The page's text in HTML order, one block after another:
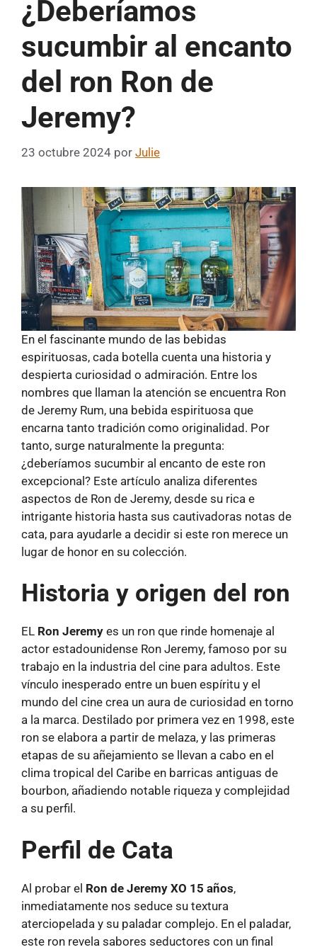
¿Deberíamos
sucumbir al encanto
del ron Ron de
Jeremy?
23 octubre 2024 por Julie
En el fascinante mundo de las bebidas
espirituosas, cada botella cuenta una historia y
despierta curiosidad o admiración. Entre los
nombres que llaman la atención se encuentra Ron
de Jeremy Rum, una bebida espirituosa que
encarna tanto tradición como originalidad. Por
tanto, surge naturalmente la pregunta:
¿deberíamos sucumbir al encanto de este ron
excepcional? Este artículo analiza diferentes
aspectos de Ron de Jeremy, desde su rica e
intrigante historia hasta sus cautivadoras notas de
cata, para ayudarle a decidir si este ron merece un
lugar de honor en su colección.
Historia y origen del ron
EL Ron Jeremy es un ron que rinde homenaje al
actor estadounidense Ron Jeremy, famoso por su
trabajo en la industria del cine para adultos. Este
vínculo inesperado entre un buen espíritu y el
mundo del cine crea un aura de curiosidad en torno
a la marca. Destilado por primera vez en 1998, este
ron se elabora a partir de melaza, y las primeras
etapas de su añejamiento se llevan a cabo en el
clima tropical del Caribe en barricas antiguas de
bourbon, añadiendo notable riqueza y complejidad
a su perfil.
Perfil de Cata
Al probar el Ron de Jeremy XO 15 años,
inmediatamente nos seduce su textura
aterciopelada y su paladar complejo. En el paladar,
este ron revela sabores seductores con un final